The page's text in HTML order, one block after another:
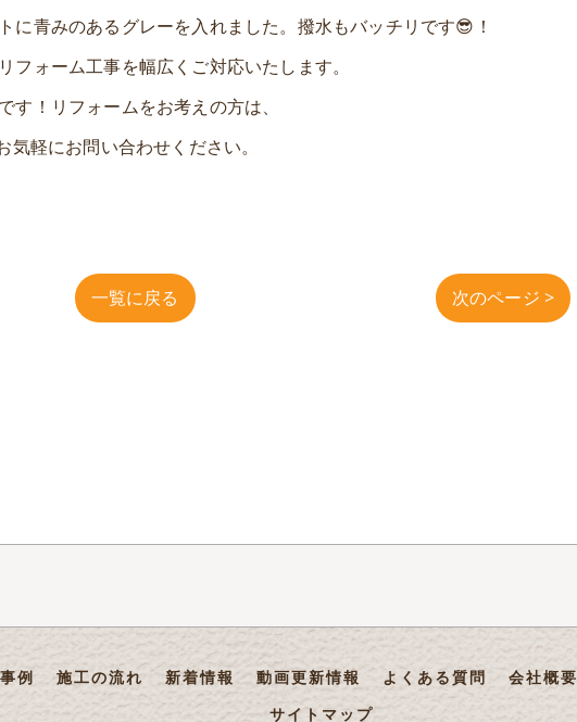
に青みのあるグレーを入れました。撥水もバッチリです😎！
ォーム工事を幅広くご対応いたします。
す！リフォームをお考えの方は、
軽にお問い合わせください。
一覧に戻る 次のページ >
例 施工の流れ 新着情報 動画更新情報 よくある質問 会社概要
サイトマップ